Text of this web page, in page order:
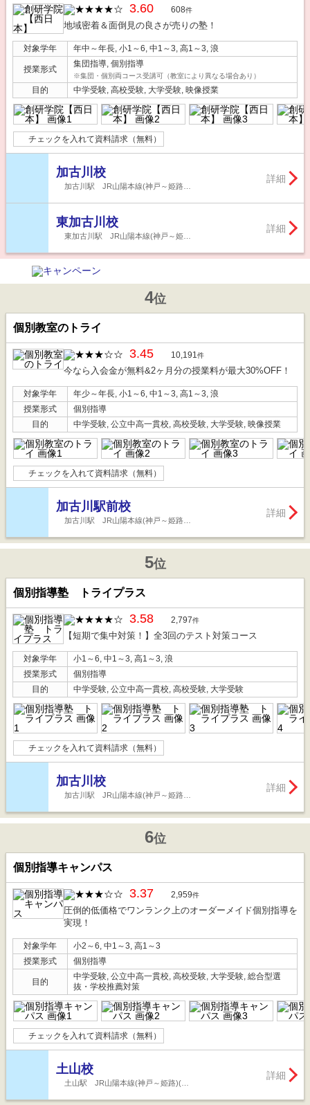
3.60 608件
地域密着＆面倒見の良さが売りの塾！
対象学年 年中～年長, 小1～6, 中1～3, 高1～3, 浪
授業形式
集団指導, 個別指導
※集団・個別両コース受講可（教室により異なる場合あり）
目的 中学受験, 高校受験, 大学受験, 映像授業
チェックを入れて資料請求（無料）
加古川校
加古川駅 JR山陽本線(神戸～姫路…
詳細
東加古川校
東加古川駅 JR山陽本線(神戸～姫…
詳細
4位
個別教室のトライ
3.45 10,191件
今なら入会金が無料&2ヶ月分の授業料が最大30%OFF！
対象学年
年少～年長, 小1～6, 中1～3, 高1～3, 浪
授業形式
個別指導
目的
中学受験, 公立中高一貫校, 高校受験, 大学受験, 映像授業
チェックを入れて資料請求（無料）
加古川駅前校
加古川駅 JR山陽本線(神戸～姫路…
詳細
5位
個別指導塾 トライプラス
3.58 2,797件
【短期で集中対策！】全3回のテスト対策コース
対象学年
小1～6, 中1～3, 高1～3, 浪
授業形式
個別指導
目的
中学受験, 公立中高一貫校, 高校受験, 大学受験
チェックを入れて資料請求（無料）
加古川校
加古川駅 JR山陽本線(神戸～姫路…
詳細
6位
個別指導キャンパス
3.37 2,959件
圧倒的低価格でワンランク上のオーダーメイド個別指導を
実現！
対象学年
小2～6, 中1～3, 高1～3
授業形式
個別指導
目的
中学受験, 公立中高一貫校, 高校受験, 大学受験, 総合型選
抜・学校推薦対策
チェックを入れて資料請求（無料）
土山校
土山駅 JR山陽本線(神戸～姫路)(…
詳細